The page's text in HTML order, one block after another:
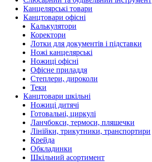
Канцелярські товари
Канцтовари офісні
Калькулятори
Коректори
Лотки для документів і підставки
Ножі канцелярські
Ножиці офісні
Офісне приладдя
Степлери, дироколи
Теки
Канцтовари шкільні
Ножиці дитячі
Готовальні, циркулі
Ланчбокси, термоси, пляшечки
Лінійки, трикутники, транспортири
Крейда
Обкладинки
Шкільний асортимент